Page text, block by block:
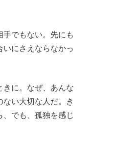
でもない。先にも
にさえならなかっ
に。なぜ、あんな
い大切な人だ。き
でも、孤独を感じ